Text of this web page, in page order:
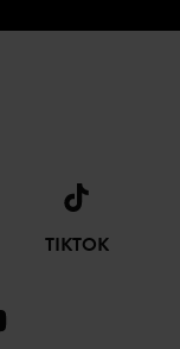
TIKTOK